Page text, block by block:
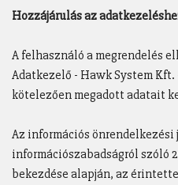
Hozzájárulás az
A felhasználó a megrendelés
Adatkezelő - Hawk System Kft.
kötelezően megadott adatait
Az információs önrendelkezési
információszabadságról szóló
bekezdése alapján, az